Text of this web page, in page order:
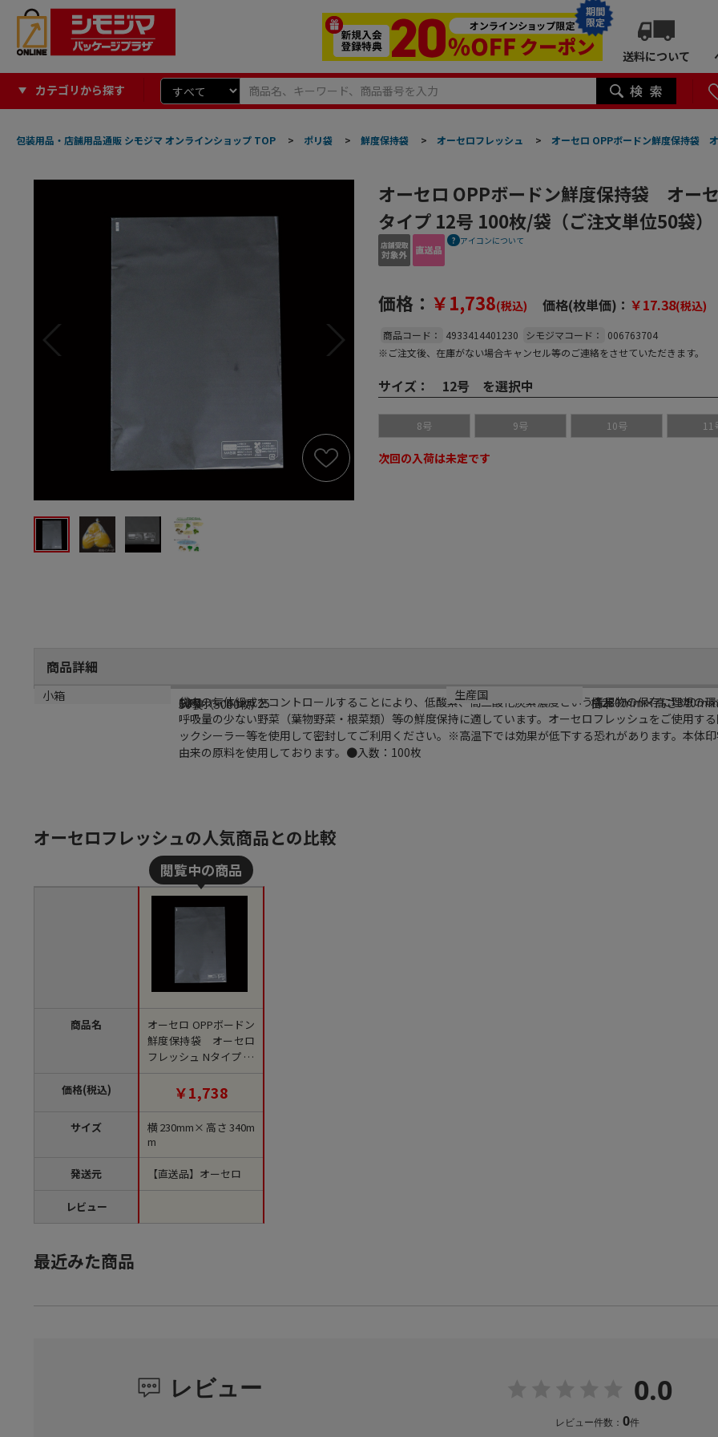
期間
限定
送料について
カテゴリから探す
包装用品・店舗用品通販 シモジマ オンラインショップ TOP > ポリ袋 > 鮮度保持袋 > オーセロフレッシュ > オーセロ OPPボードン鮮度保持袋
オーセロ OPPボードン鮮度保持袋 オー
タイプ 12号 100枚/袋（ご注文単位50袋
アイコンについて
価格： ￥1,738(税込) 価格(枚単価)： ￥17.38(税込)
商品コード： 4933414401230 シモジマコード：
006763704
※ご注文後、在庫がない場合キャンセル等のご連絡をさせていただきます。
サイズ： 12号 を選択中
8号 9号 10号 11
次回の入荷は未定です
商品詳細
商品説明
袋内の気体組成をコントロールすることにより、低酸素、高二酸化炭素濃度という青果物の保存に理想の
呼吸量の少ない野菜（葉物野菜・根菜類）等の鮮度保持に適しています。オーセロフレッシュをご使用す
ックシーラー等を使用して密封してご利用ください。※高温下では効果が低下する恐れがあります。本体
由来の原料を使用しております。●入数：100枚
規格
12号
サイズ
横230mm×高さ340mm
材質
OPPボードン＃25
生産国
日本
小箱
50袋（5000枚）
オーセロフレッシュの人気商品との比較
商品名
価格(税込)
サイズ
発送元
レビュー
オーセロ OPPボードン
鮮度保持袋 オーセロ
フレッシュ Nタイプ 12
号 100枚/袋（ご注文単
位50袋）【直送品】
￥1,738
横230mm×高さ340m
m
【直送品】オーセロ
最近みた商品
レビュー 0.0
レビュー件数： 0件